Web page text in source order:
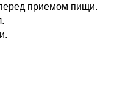
перед приемом пищи.